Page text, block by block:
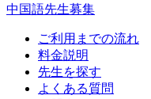
中国語先生募集
ご利用までの流れ
料金説明
先生を探す
よくある質問